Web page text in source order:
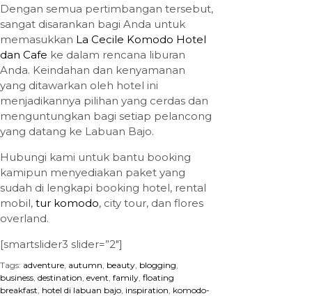
Dengan semua pertimbangan tersebut,
sangat disarankan bagi Anda untuk
memasukkan La Cecile Komodo Hotel
dan Cafe ke dalam rencana liburan
Anda. Keindahan dan kenyamanan
yang ditawarkan oleh hotel ini
menjadikannya pilihan yang cerdas dan
menguntungkan bagi setiap pelancong
yang datang ke Labuan Bajo.
Hubungi kami untuk bantu booking
kamipun menyediakan paket yang
sudah di lengkapi booking hotel, rental
mobil, tur komodo, city tour, dan flores
overland.
[smartslider3 slider=”2″]
Tags: adventure autumn beauty blogging
business destination event family floating
breakfast hotel di labuan bajo inspiration komodo-